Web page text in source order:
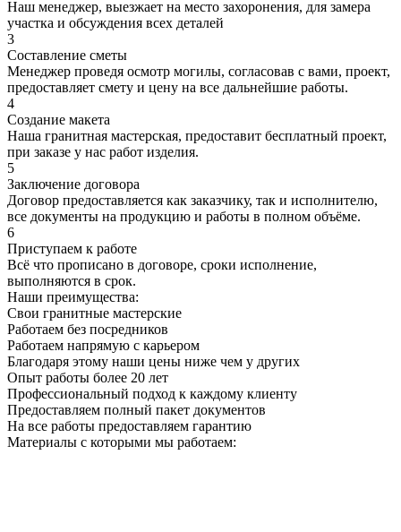
Наш менеджер, выезжает на место захоронения, для замера
участка и обсуждения всех деталей
3
Составление сметы
Менеджер проведя осмотр могилы, согласовав с вами, проект,
предоставляет смету и цену на все дальнейшие работы.
4
Создание макета
Наша гранитная мастерская, предоставит бесплатный проект,
при заказе у нас работ изделия.
5
Заключение договора
Договор предоставляется как заказчику, так и исполнителю,
все документы на продукцию и работы в полном объёме.
6
Приступаем к работе
Всё что прописано в договоре, сроки исполнение,
выполняются в срок.
Наши преимущества:
Свои гранитные мастерские
Работаем без посредников
Работаем напрямую с карьером
Благодаря этому наши цены ниже чем у других
Опыт работы более 20 лет
Профессиональный подход к каждому клиенту
Предоставляем полный пакет документов
На все работы предоставляем гарантию
Материалы с которыми мы работаем: